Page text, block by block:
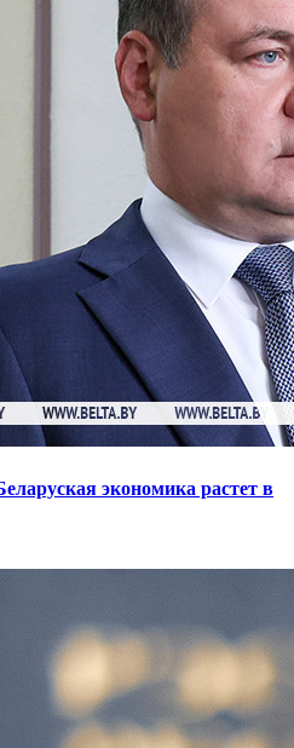
экономика растет в